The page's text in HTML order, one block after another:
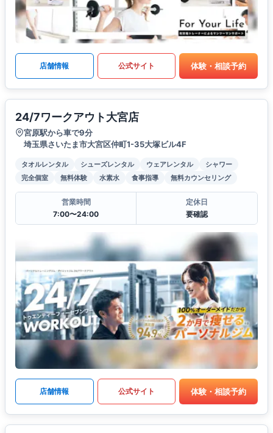
店舗情報 公式サイト 体験・相談予約
24/7ワークアウト大宮店
宮原駅から車で9分
埼玉県さいたま市大宮区仲町1-35大塚ビル4F
タオルレンタル シューズレンタル ウェアレンタル
シャワー
完全個室
無料体験 水素水 食事指導 無料カウンセリング
営業時間
7:00〜24:00
定休日
要確認
店舗情報 公式サイト 体験・相談予約